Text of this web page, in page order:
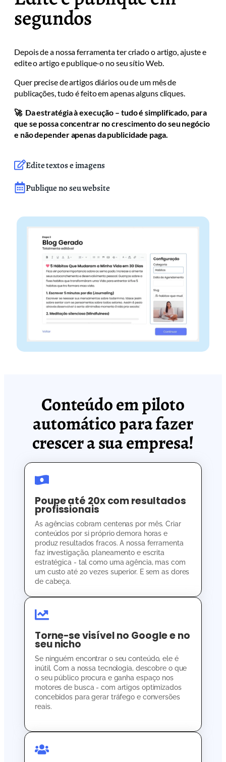
segundos
Depois de a nossa ferramenta ter criado o artigo, ajuste e
edite o artigo e publique-o no seu sítio Web.
Quer precise de artigos diários ou de um mês de
publicações, tudo é feito em apenas alguns cliques.
🚀 Da estratégia à execução – tudo é simplificado, para
que se possa concentrar no crescimento do seu negócio
e não depender apenas da publicidade paga.
Edite textos e imagens
Publique no seu website
Conteúdo em piloto
automático para fazer
crescer a sua empresa!
Poupe até 20x com resultados
profissionais
As agências cobram centenas por mês. Criar
conteúdos por si próprio demora horas e
produz resultados fracos. A nossa ferramenta
faz investigação, planeamento e escrita
estratégica - tal como uma agência, mas com
um custo até 20 vezes superior. E sem as dores
de cabeça.
Torne-se visível no Google e no
seu nicho
Se ninguém encontrar o seu conteúdo, ele é
inútil. Com a nossa tecnologia, descobre o que
o seu público procura e ganha espaço nos
motores de busca - com artigos optimizados
concebidos para gerar tráfego e conversões
reais.